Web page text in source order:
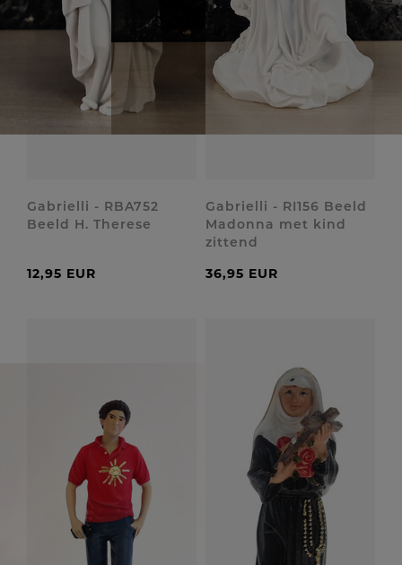
Gabrielli - RBA752
Beeld H. Therese
12,95 EUR
Gabrielli - RI156 Beeld
Madonna met kind
zittend
36,95 EUR